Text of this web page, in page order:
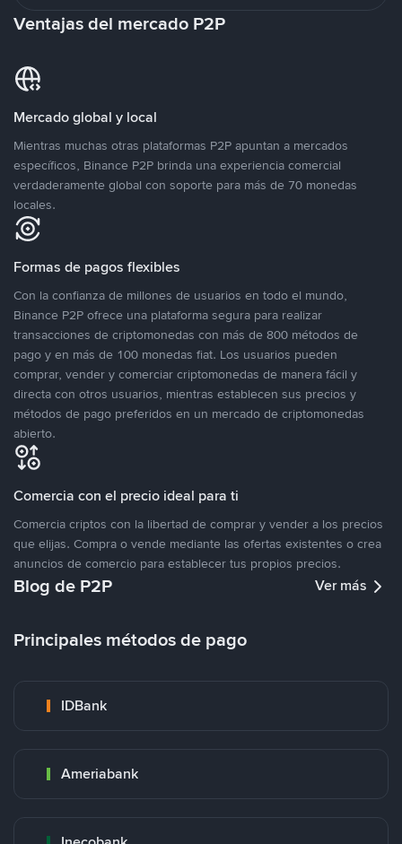
Ventajas del mercado P2P
Mercado global y local
Mientras muchas otras plataformas P2P apuntan a mercados
específicos, Binance P2P brinda una experiencia comercial
verdaderamente global con soporte para más de 70 monedas
locales.
Formas de pagos flexibles
Con la confianza de millones de usuarios en todo el mundo,
Binance P2P ofrece una plataforma segura para realizar
transacciones de criptomonedas con más de 800 métodos de
pago y en más de 100 monedas fiat. Los usuarios pueden
comprar, vender y comerciar criptomonedas de manera fácil y
directa con otros usuarios, mientras establecen sus precios y
métodos de pago preferidos en un mercado de criptomonedas
abierto.
Comercia con el precio ideal para ti
Comercia criptos con la libertad de comprar y vender a los precios
que elijas. Compra o vende mediante las ofertas existentes o crea
anuncios de comercio para establecer tus propios precios.
Blog de P2P Ver más
Principales métodos de pago
IDBank
Ameriabank